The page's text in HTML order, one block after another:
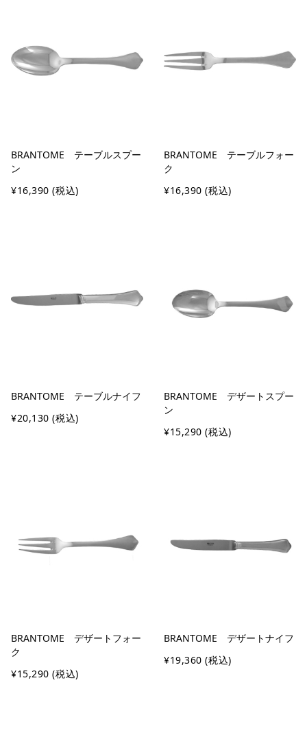
BRANTOME テーブルスプー
ン
¥16,390 (税込)
BRANTOME テーブルフォー
ク
¥16,390 (税込)
BRANTOME テーブルナイフ
¥20,130 (税込)
BRANTOME デザートスプー
ン
¥15,290 (税込)
BRANTOME デザートフォー
ク
¥15,290 (税込)
BRANTOME デザートナイフ
¥19,360 (税込)